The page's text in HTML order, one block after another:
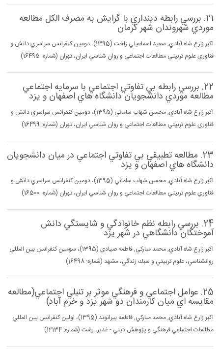
21. بررسي رابطه دينداري با گرايش به مصرف الكل مطالعه
موردي شهروندان شهر كرمان
اكبر زارع شاه آبادي, سعيد اسماعيلي زاخت (1395)، دومين كنفرانس سراسري دانش و
فناوري علوم تربيتي مطالعات اجتماعي و روان شناسي ايران، تهران (شماره: 16495)
22. بررسي رابطه بي تفاوتي اجتماعي با سرمايه اجتماعي
مطالعه موردي دانشجويان دانشگاه هاي اصفهان و يزد
اكبر زارع شاه آبادي, محسن شهاب ساماني (1395)، دومين كنفرانس سراسري دانش و
فناوري علوم تربيتي مطالعات اجتماعي و روان شناسي ايران، تهران (شماره: 16499)
23. مطالعه تطبيقي بي تفاوتي اجتماعي در ميان دانشجويان
دانشگاه هاي اصفهان و يزد
اكبر زارع شاه آبادي, محسن شهاب ساماني (1395)، دومين كنفرانس سراسري دانش و
فناوري علوم تربيتي مطالعات اجتماعي و روان شناسي ايران، تهران (شماره: 16500)
24. بررسي رابطه نظم خانوادگي و شايستگي دانش
آموختگان دانشگاهي در شهر يزد
اكبر زارع شاه آبادي, محمد مباركي, فاطمه صيادي (1395)، سومين كنفرانس بين المللي
روانشناسي، علوم تربيتي و سبك زندگي، مشهد (شماره: 16498)
25. عوامل اجتماعي و فرهنگي موثر بر تنبلي اجتماعي(مطالعه
مقايسه اي ميان كارمندان دو شهر يزد و خرم آباد)
اكبر زارع شاه آبادي, محمد مباركي, فاطمه بيرانوند (1395)، اولين كنفرانس بين المللي
مطالعات اجتماعي فرهنگي و پژوهش ديني - غدير، رشت (شماره: 12134)